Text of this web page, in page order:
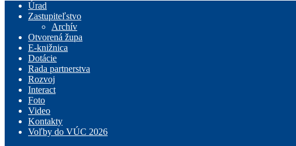
Úrad
Zastupiteľstvo
Archív
Otvorená župa
E-knižnica
Dotácie
Rada partnerstva
Rozvoj
Interact
Foto
Video
Kontakty
Voľby do VÚC 2026